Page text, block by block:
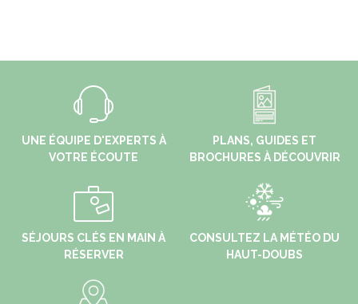
UNE ÉQUIPE D'EXPERTS À
VOTRE ÉCOUTE
PLANS, GUIDES ET
BROCHURES À DÉCOUVRIR
SÉJOURS CLÉS EN MAIN À
RÉSERVER
CONSULTEZ LA MÉTÉO DU
HAUT-DOUBS